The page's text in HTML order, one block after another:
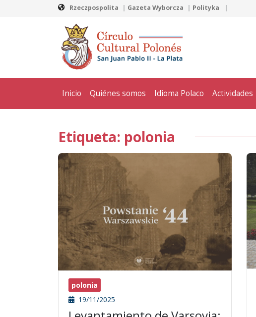
Rzeczpospolita Gazeta Wyborcza Polityka
Inicio Quiénes somos Idioma Polaco Actividades
Etiqueta: polonia
polonia
19/11/2025